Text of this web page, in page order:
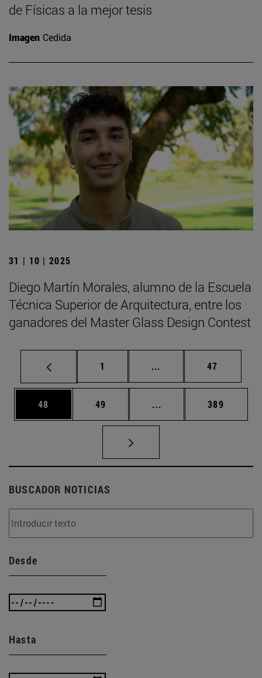
de Físicas a la mejor tesis
Imagen Cedida
31 | 10 | 2025
Diego Martín Morales, alumno de la Escuela
Técnica Superior de Arquitectura, entre los
ganadores del Master Glass Design Contest
Página
1 ... Páginas intermedias
Página
47
Página
48 Página
49 ... Páginas intermedias
Página
389
BUSCADOR NOTICIAS
Desde
Hasta